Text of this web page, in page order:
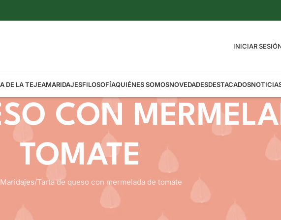
INICIAR
DE LA TEJEAMARIDAJESFILOSOFÍAQUIÉNES SOMOSNOVEDADESDESTACADOS
CON
TOMATE
Maridajes Tarta de queso con mermelada de tomate